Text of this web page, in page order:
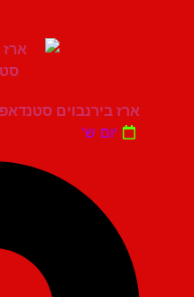
ארז בירנבוים סטנדאפ
יום ש'